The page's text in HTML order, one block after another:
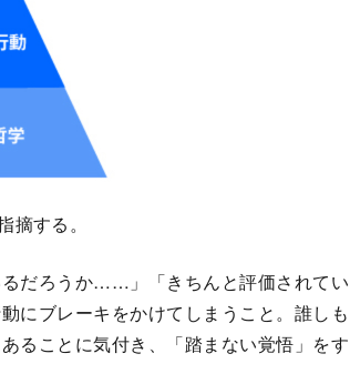
する。
だろうか……」「きちんと評価されてい
にブレーキをかけてしまうこと。誰しも
ることに気付き、「踏まない覚悟」をす